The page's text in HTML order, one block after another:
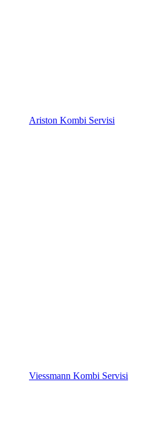
Ariston Kombi Servisi
Viessmann Kombi Servisi